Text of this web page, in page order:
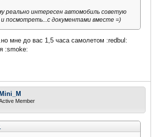
реально интересен автомобиль советую
посмотреть...с документами вместе =)
мне до вас 1,5 часа самолетом :redbul:
:smoke:
Mini_M
Member